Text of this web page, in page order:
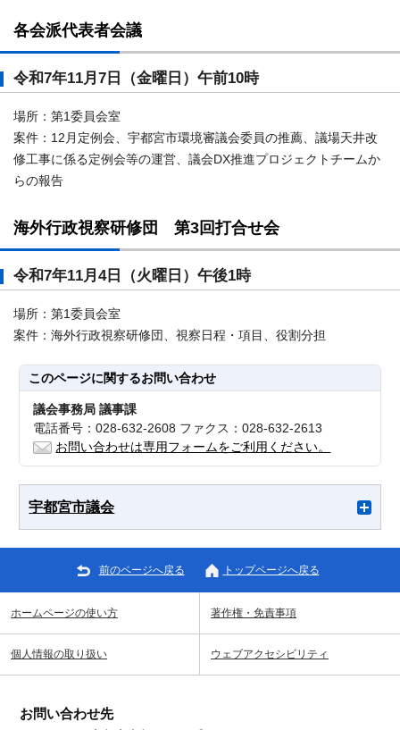
各会派代表者会議
令和7年11月7日（金曜日）午前10時
場所：第1委員会室
案件：12月定例会、宇都宮市環境審議会委員の推薦、議場天井改
修工事に係る定例会等の運営、議会DX推進プロジェクトチームか
らの報告
海外行政視察研修団 第3回打合せ会
令和7年11月4日（火曜日）午後1時
場所：第1委員会室
案件：海外行政視察研修団、視察日程・項目、役割分担
このページに関するお問い合わせ
議会事務局 議事課
電話番号：028-632-2608 ファクス：028-632-2613
お問い合わせは専用フォームをご利用ください。
宇都宮市議会
前のページへ戻る トップページへ戻る
ホームページの使い方 著作権・免責事項
個人情報の取り扱い ウェブアクセシビリティ
お問い合わせ先